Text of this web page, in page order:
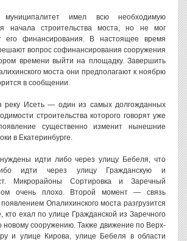
имел всю необходимую
начала строительства моста, но не мог
его финансирования. В настоящее время
вопрос софинансирования сооружения
времени выйти на площадку. Завершить
моста они предполагают к ноябрю
в сообщении.
реку Исеть — один из самых долгожданных
строительства которого говорят уже
существенно изменит нынешние
в Екатеринбурге.
идти либо через улицу Бебеля, что
идти через улицу Гражданскую и
Микрорайоны Сортировка и Заречный
очень плохо. Второй момент — связь
Опалихинского моста разгрузится
кто ехал по улице Гражданской из Заречного
новому сооружению. Также движение по Верх-
и улице Кирова, улице Бебеля в области